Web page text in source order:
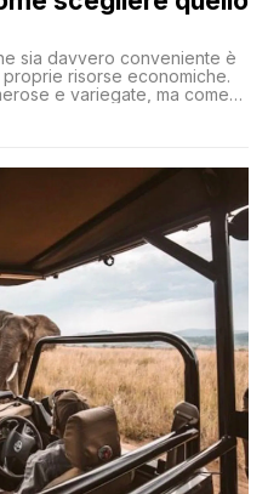
sia davvero conveniente è
risorse economiche.
e variegate, ma come
esigenze senza